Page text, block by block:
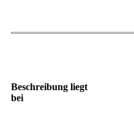
Beschreibung liegt
bei